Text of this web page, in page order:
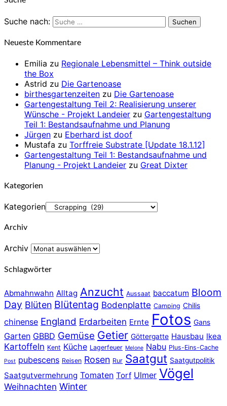
Suche nach: Suchen
Neueste Kommentare
Emilia zu Regionale Lebensmittel – Think outside
the Box
Astrid zu Die Gartenoase
birthesgartenzeiten zu Die Gartenoase
Gartengestaltung Teil 2: Realisierung unserer
Wünsche - Projekt Landeier zu Gartengestaltung
Teil 1: Bestandsaufnahme und Planung
Jürgen zu Eberhard ist doof
Mustafa zu Torffreie Substrate [Update 18.1.12]
Gartengestaltung Teil 1: Bestandsaufnahme und
Planung - Projekt Landeier zu Great Dixter
Kategorien
Kategorien
Archiv
Archiv
Schlagwörter
Abmahnwahn Alltag Anzucht Aussaat baccatum Bloom
Day Blüten Blütentag Bodenplatte Camping Chilis
chinense England Erdarbeiten Ernte Fotos Gans
Garten GBBD Gemüse Getier Göttergatte Hausbau Ikea
Kartoffeln Kent Küche Lagerfeuer Melone Nabu Plus-Eins-Cache
Post pubescens Reisen Rosen Rur Saatgut Saatgutpolitik
Saatgutvermehrung Tomaten Torf Ulmer Vögel
Weihnachten Winter